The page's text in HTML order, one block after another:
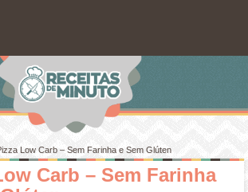
Low Carb – Sem Farinha e Sem Glúten
Carb – Sem Farinha